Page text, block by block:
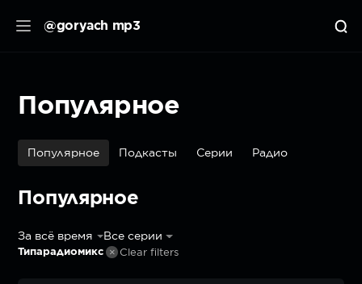
@goryach mp3
Популярное
Популярное Подкасты Серии Радио
Популярное
За всё время Все серии
Типарадиомикс Clear filters